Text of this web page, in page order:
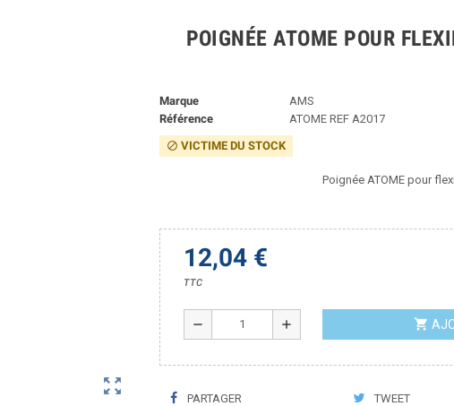
zoom_out_map
POIGNÉE ATOME POUR
Marque
AMS
Référence
ATOME REF A2017
block VICTIME DU STOCK
Poignée ATOME pour
12,04 €
TTC
remove add shopping_cart
PARTAGER TWEET